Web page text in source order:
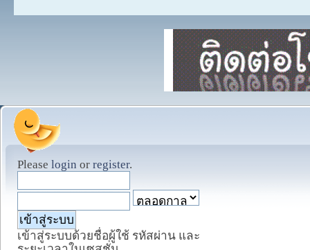
Please login or register.
เข้าสู่ระบบด้วยชื่อผู้ใช้ รหัสผ่าน และ